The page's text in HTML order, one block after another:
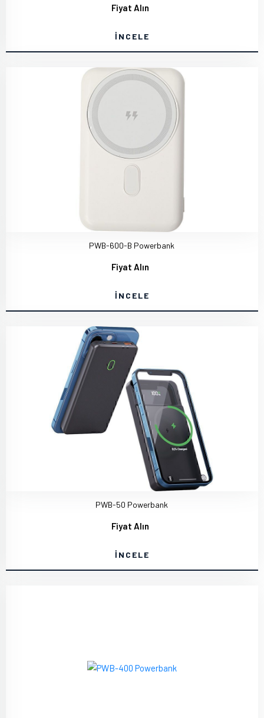
Fiyat Alın
İNCELE
PWB-600-B Powerbank
Fiyat Alın
İNCELE
PWB-50 Powerbank
Fiyat Alın
İNCELE